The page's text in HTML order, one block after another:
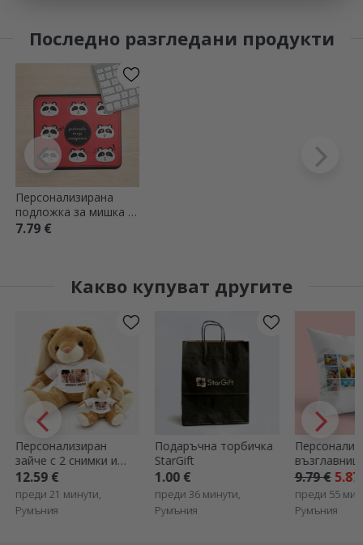
Последно разгледани продукти
Персонализирана
подложка за мишка с
текст - Панда
7.79 €
Какво купуват другите
Персонализиран
зайче с 2 снимки и
текст
12.59 €
преди 21 минути,
Румъния
Подаръчна торбичка
StarGift
1.00 €
преди 36 минути,
Румъния
снимки
9.79 €5.87
преди 55
Румъния